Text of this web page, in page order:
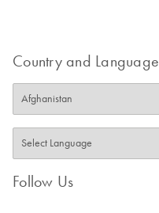
Country and Language
Follow Us